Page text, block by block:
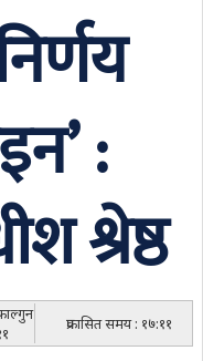
:
श्रेष्ठ
प्रकासित समय : १७:११